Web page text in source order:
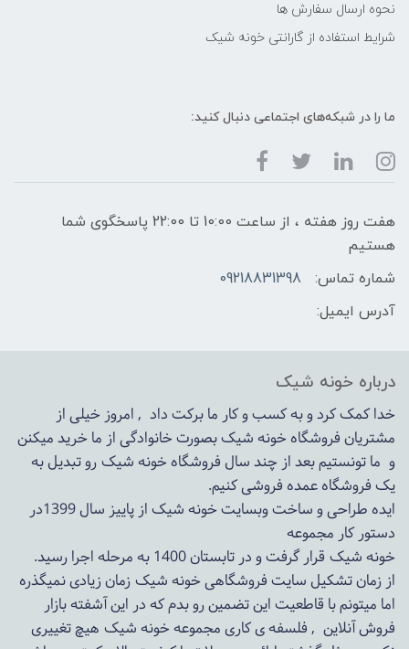
نحوه ارسال سفارش ها
شرایط استفاده از گارانتی خونه شیک
ما را در شبکه‌های اجتماعی دنبال کنید:
هفت روز هفته ، از ساعت 10:00 تا 22:00 پاسخگوی شما
هستیم
شماره تماس:
09218831398
آدرس ایمیل:
درباره خونه شیک
خدا کمک کرد و به کسب و کار ما برکت داد , امروز خیلی از
مشتریان فروشگاه خونه شیک بصورت خانوادگی از ما خرید میکنن
و ما تونستیم بعد از چند سال فروشگاهخونه شیکرو تبدیل به
یک فروشگاه عمده فروشی کنیم.
ایده طراحی و ساخت وبسایت خونه شیک از پاییز سال 1399در
دستور کار مجموعه
خونه شیک قرار گرفت و در تابستان 1400 به مرحله اجرا رسید.
از زمان تشکیل سایت فروشگاهیخونه شیکزمان زیادی نمیگذره
اما میتونم با قاطعیت این تضمین رو بدم که در این آشفته بازار
فروش آنلاین , فلسفه ی کاری مجموعهخونه شیک هیچ تغییری